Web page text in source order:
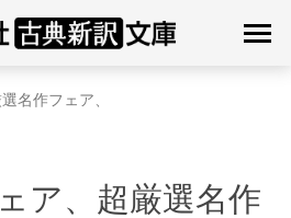
名作フェア、
ア、超厳選名作